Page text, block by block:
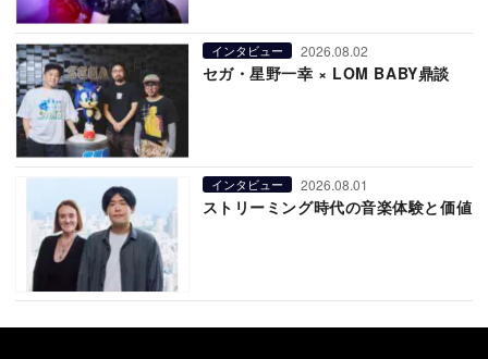
インタビュー 2026.08.02
セガ・星野一幸 × LOM BABY鼎談
インタビュー 2026.08.01
ストリーミング時代の音楽体験と価値